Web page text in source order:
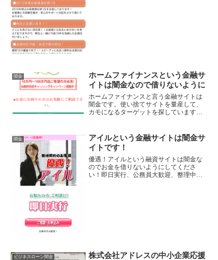
闇金
ホームファイナンスという金融サ
イトは闇金なので借りないように
ホームファイナンスと言う金融サイトは
闇金です。使い捨てサイトを量産して、
カモになるターゲットを探しています、
い違法業者なので、絶対に申し込まない
ようにしてください。今現...
闇金
アイルという金融サイトは闇金サ
イトです！
優遇！アイルという融資サイトは闇金な
のでお金を借りないようにしてくださ
い！即日実行、公務員大歓迎、整理中の
ビジネスローン闇金
株式会社アドレスの中小企業応援